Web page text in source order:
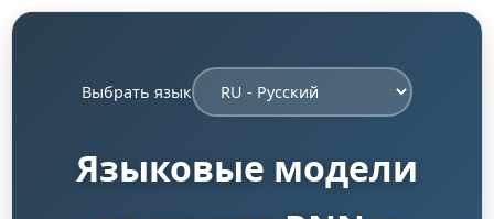
Выбрать язык
Языковые модели